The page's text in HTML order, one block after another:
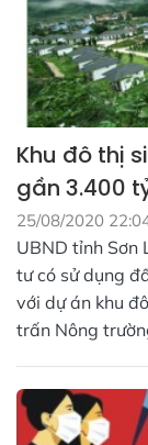
Khu đô thị
gần 3.400
25/08/2020
UBND tỉnh Sơn
tư có sử dụng
với dự án khu
trấn Nông